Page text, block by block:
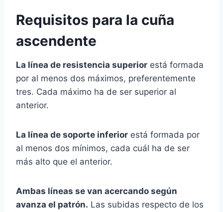
Requisitos para la cuña
ascendente
La línea de resistencia superior está formada
por al menos dos máximos, preferentemente
tres. Cada máximo ha de ser superior al
anterior.
La línea de soporte inferior está formada por
al menos dos mínimos, cada cuál ha de ser
más alto que el anterior.
Ambas líneas se van acercando según
avanza el patrón. Las subidas respecto de los